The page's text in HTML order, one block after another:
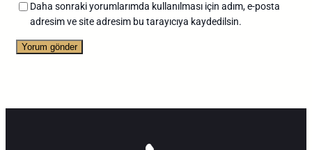
Daha sonraki yorumlarımda kullanılması için adım, e-posta
adresim ve site adresim bu tarayıcıya kaydedilsin.